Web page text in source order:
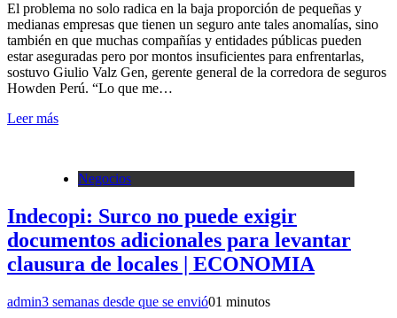
El problema no solo radica en la baja proporción de pequeñas y
medianas empresas que tienen un seguro ante tales anomalías, sino
también en que muchas compañías y entidades públicas pueden
estar aseguradas pero por montos insuficientes para enfrentarlas,
sostuvo Giulio Valz Gen, gerente general de la corredora de seguros
Howden Perú. “Lo que me…
Leer más
Negocios
Indecopi: Surco no puede exigir
documentos adicionales para levantar
clausura de locales | ECONOMIA
admin3 semanas desde que se envió01 minutos